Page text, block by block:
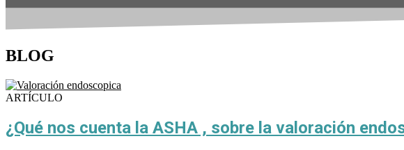
BLOG
ARTÍCULO
¿Qué nos cuenta la ASHA , sobre la valoración